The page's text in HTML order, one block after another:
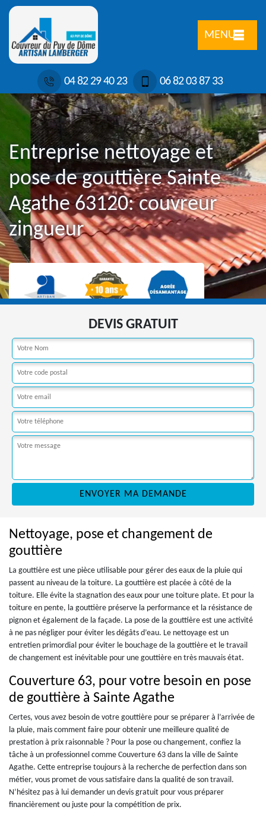
MENU
04 82 29 40 23 06 82 03 87 33
Entreprise nettoyage et
pose de gouttière Sainte
Agathe 63120: couvreur
zingueur
DEVIS GRATUIT
Nettoyage, pose et changement de
gouttière
La gouttière est une pièce utilisable pour gérer des eaux de la pluie qui
passent au niveau de la toiture. La gouttière est placée à côté de la
toiture. Elle évite la stagnation des eaux pour une toiture plate. Et pour la
toiture en pente, la gouttière préserve la performance et la résistance de
pignon et également de la façade. La pose de la gouttière est une activité
à ne pas négliger pour éviter les dégâts d’eau. Le nettoyage est un
entretien primordial pour éviter le bouchage de la gouttière et le travail
de changement est inévitable pour une gouttière en très mauvais état.
Couverture 63, pour votre besoin en pose
de gouttière à Sainte Agathe
Certes, vous avez besoin de votre gouttière pour se préparer à l’arrivée de
la pluie, mais comment faire pour obtenir une meilleure qualité de
prestation à prix raisonnable ? Pour la pose ou changement, confiez la
tâche à un professionnel comme Couverture 63 dans la ville de Sainte
Agathe. Cette entreprise toujours à la recherche de perfection dans son
métier, vous promet de vous satisfaire dans la qualité de son travail.
N’hésitez pas à lui demander un devis gratuit pour vous préparer
financièrement ou juste pour la compétition de prix.